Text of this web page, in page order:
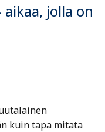
jolla on
kuin tapa mitata